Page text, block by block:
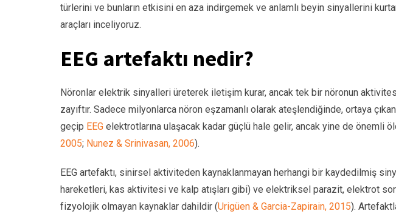
türlerini ve bunların etkisini en aza indirgemek ve anlamlı beyin sinyallerini
araçları inceliyoruz.
EEG artefaktı nedir?
Nöronlar elektrik sinyalleri üreterek iletişim kurar, ancak tek bir nöronun
zayıftır. Sadece milyonlarca nöron eşzamanlı olarak ateşlendiğinde, ortaya
geçip EEG elektrotlarına ulaşacak kadar güçlü hale gelir, ancak yine de önemli
2005; Nunez & Srinivasan, 2006).
EEG artefaktı, sinirsel aktiviteden kaynaklanmayan herhangi bir kaydedilmiş
hareketleri, kas aktivitesi ve kalp atışları gibi) ve elektriksel parazit, elektrot
fizyolojik olmayan kaynaklar dahildir (Urigüen & Garcia-Zapirain, 2015).